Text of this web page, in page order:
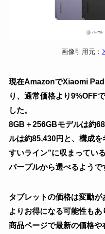
画像引用元：
現在AmazonでXiaomi
り、通常価格より9%OFF
した。
8GB＋256GBモデルは約
ルは約85,430円と、構成
すいライン”に収まってい
パープルから選べるようで
タブレットの価格は変動
よりお得になる可能性も
商品ページで最新の価格